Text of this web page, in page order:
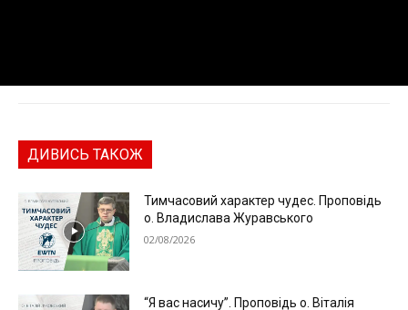
ДИВИСЬ ТАКОЖ
Тимчасовий характер чудес. Проповідь
о. Владислава Журавського
02/08/2026
“Я вас насичу”. Проповідь о. Віталія